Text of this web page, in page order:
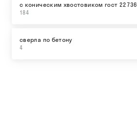
с коническим хвостовиком гост
184
сверла по бетону
4